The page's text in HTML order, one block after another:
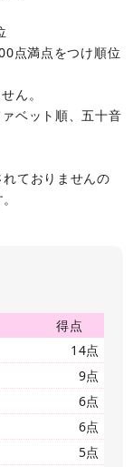
点満点をつけ順位
ん。
ベット順、五十音
ておりませんの
得点
14点
9点
6点
6点
5点